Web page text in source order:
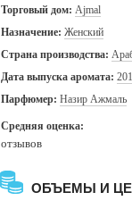
Торговый дом: Ajmal
Назначение: Женский
Страна производства:
Дата выпуска аромата:
Парфюмер: Назир Ажмаль
Средняя оценка:
отзывов
ОБЪЕМЫ И